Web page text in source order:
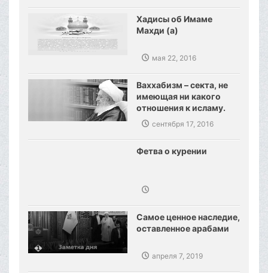
Хадисы об Имаме
Махди (а)
мая 22, 2016
Ваххабизм – секта, не
имеющая ни какого
отношения к исламу.
Созданы предпосылки,
сокрушения
ваххабизма.
сентября 17, 2016
Фетва о курении
Самое ценное наследие,
оставленное арабами
апреля 7, 2019